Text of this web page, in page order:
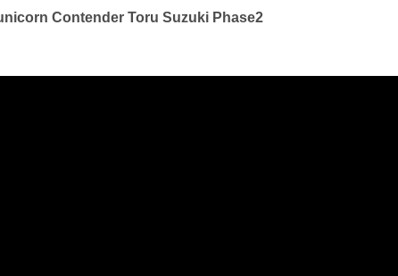
Contender Toru Suzuki Phase2